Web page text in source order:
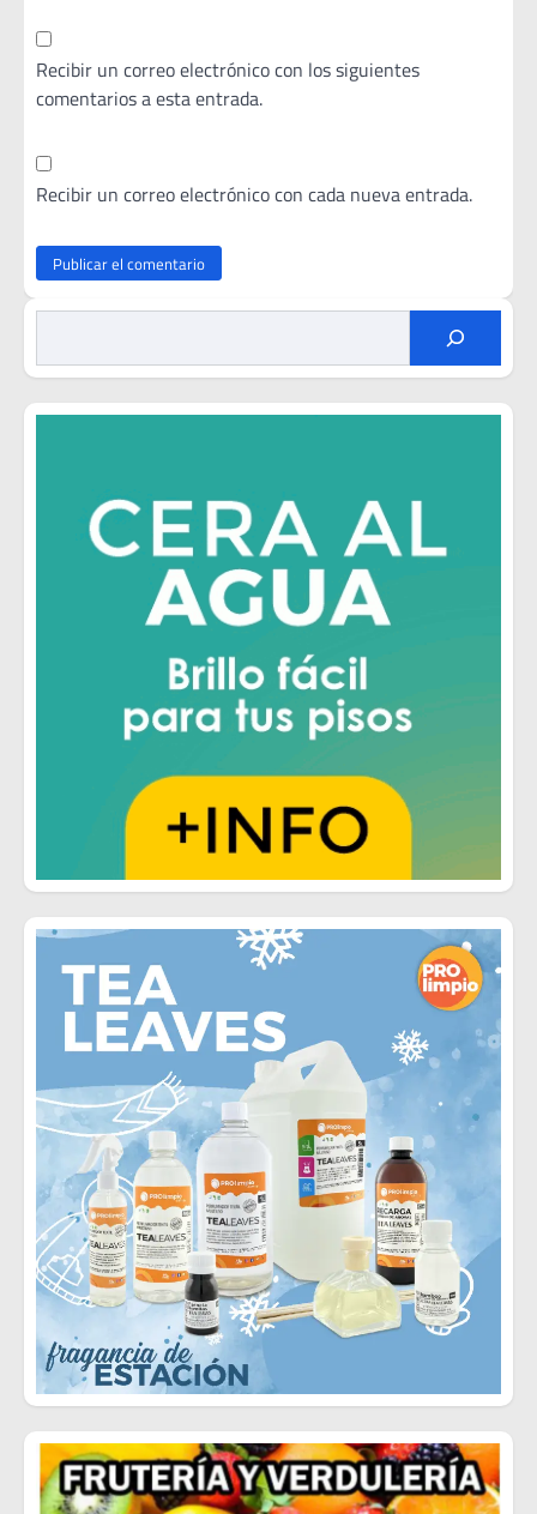
Recibir un correo electrónico con los siguientes
comentarios a esta entrada.
Recibir un correo electrónico con cada nueva entrada.